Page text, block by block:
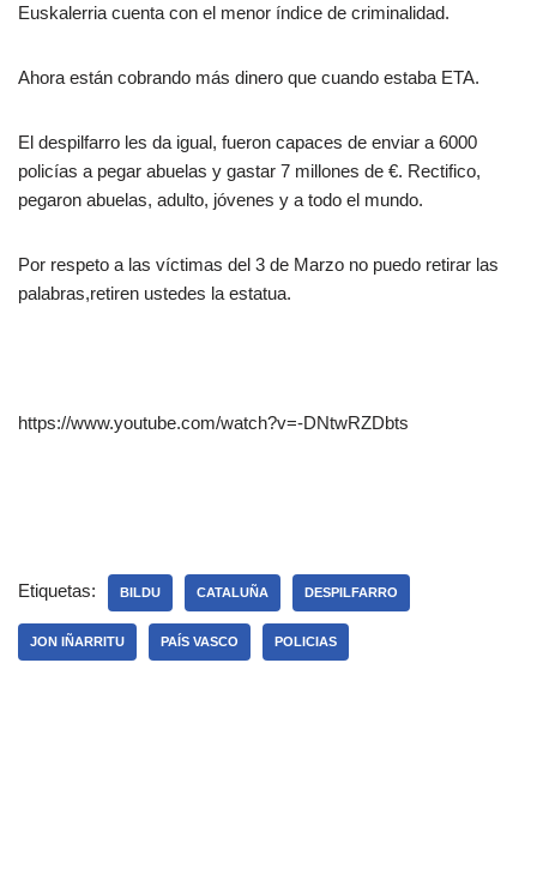
Euskalerria cuenta con el menor índice de criminalidad.
Ahora están cobrando más dinero que cuando estaba ETA.
El despilfarro les da igual, fueron capaces de enviar a 6000
policías a pegar abuelas y gastar 7 millones de €. Rectifico,
pegaron abuelas, adulto, jóvenes y a todo el mundo.
Por respeto a las víctimas del 3 de Marzo no puedo retirar las
palabras,retiren ustedes la estatua.
https://www.youtube.com/watch?v=-DNtwRZDbts
Etiquetas: BILDU CATALUÑA DESPILFARRO
JON IÑARRITU PAÍS VASCO POLICIAS